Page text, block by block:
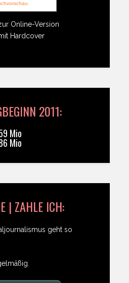
Online-Version
Hardcover
2011:
Mio
Mio
| ZAHLE ICH:
geht so